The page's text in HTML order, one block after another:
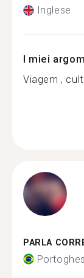
Inglese
I miei
Viagem ,
PARLA